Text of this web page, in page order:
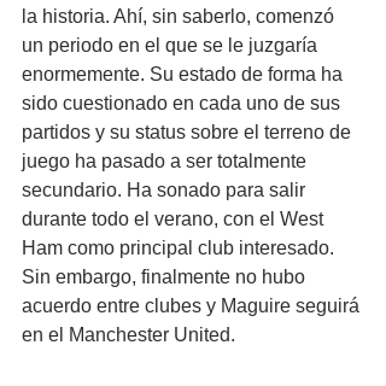
la historia. Ahí, sin saberlo, comenzó
un periodo en el que se le juzgaría
enormemente. Su estado de forma ha
sido cuestionado en cada uno de sus
partidos y su status sobre el terreno de
juego ha pasado a ser totalmente
secundario. Ha sonado para salir
durante todo el verano, con el West
Ham como principal club interesado.
Sin embargo, finalmente no hubo
acuerdo entre clubes y Maguire seguirá
en el Manchester United.